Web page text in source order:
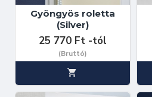
Gyöngyös roletta
(Silver)
25 770 Ft -tól
(Bruttó)